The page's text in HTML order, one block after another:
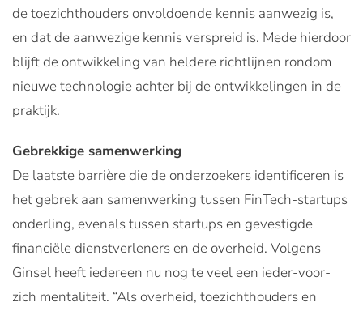
de toezichthouders onvoldoende kennis aanwezig is,
en dat de aanwezige kennis verspreid is. Mede hierdoor
blijft de ontwikkeling van heldere richtlijnen rondom
nieuwe technologie achter bij de ontwikkelingen in de
praktijk.
Gebrekkige samenwerking
De laatste barrière die de onderzoekers identificeren is
het gebrek aan samenwerking tussen FinTech-startups
onderling, evenals tussen startups en gevestigde
financiële dienstverleners en de overheid. Volgens
Ginsel heeft iedereen nu nog te veel een ieder-voor-
zich mentaliteit. “Als overheid, toezichthouders en